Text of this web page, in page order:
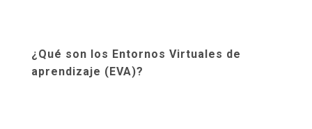
¿Qué son los Entornos Virtuales de
aprendizaje (EVA)?